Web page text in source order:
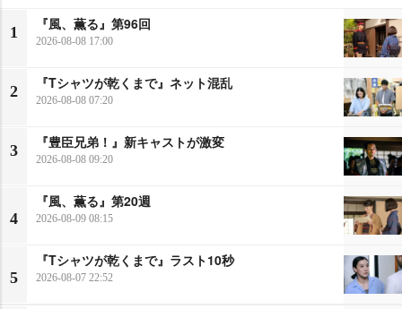
1
『風、薫る』第96回
2026-08-08 17:00
2
『Tシャツが乾くまで』ネット混乱
2026-08-08 07:20
3
『豊臣兄弟！』新キャストが激変
2026-08-08 09:20
4
『風、薫る』第20週
2026-08-09 08:15
5
『Tシャツが乾くまで』ラスト10秒
2026-08-07 22:52